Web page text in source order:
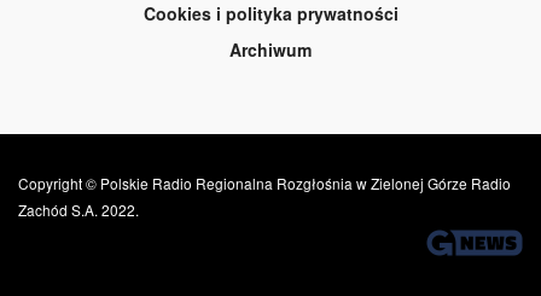
Cookies i polityka prywatności
Archiwum
Copyright © Polskie Radio Regionalna Rozgłośnia w Zielonej Górze Radio
Zachód S.A. 2022.